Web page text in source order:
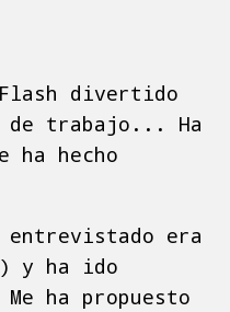
divertido
de trabajo... Ha
ha hecho
entrevistado era
y ha ido
ha propuesto